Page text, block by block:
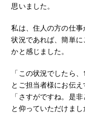
思いました。
私は、住人の方の仕
状況であれば、簡単
かと感じました。
「この状況でしたら
とご担当者様にお伝え
「さすがですね。是
と仰っていただけまし